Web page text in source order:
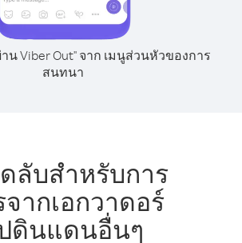
น Viber Out" จาก เมนูส่วนหัวของการ
สนทนา
ลับสำหรับการ
ากเอกวาดอร์
ดินแดนอื่นๆ